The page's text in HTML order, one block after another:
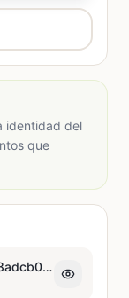
identidad del
que
82ab02a4-3066-43e1-9737-418adcb04bd3.jpeg